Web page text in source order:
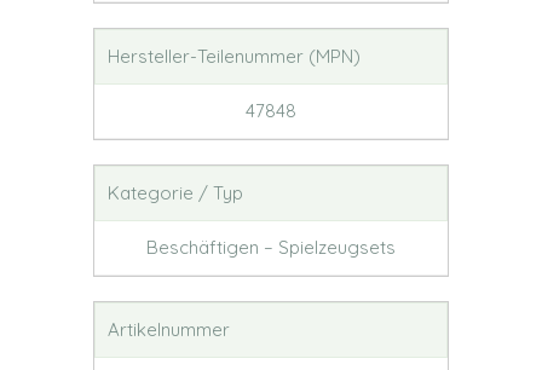
Hersteller-Teilenummer (MPN)
47848
Kategorie / Typ
Beschäftigen – Spielzeugsets
Artikelnummer